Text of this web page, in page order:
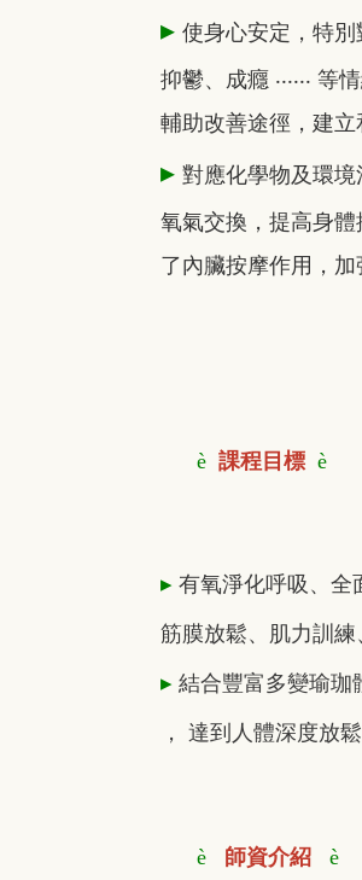
▸ 使身心安定，特別
抑鬱、成癮 ‧‧‧‧‧‧
輔助改善途徑，建立
▸ 對應化學物及環
氧氣交換，提高身
了內臟按摩作用，加
è 課程目標 è
▸ 有氧淨化呼吸、全
筋膜放鬆、肌力訓練
▸ 結合豐富多變瑜珈
， 達到人體深度放
è 師資介紹 è